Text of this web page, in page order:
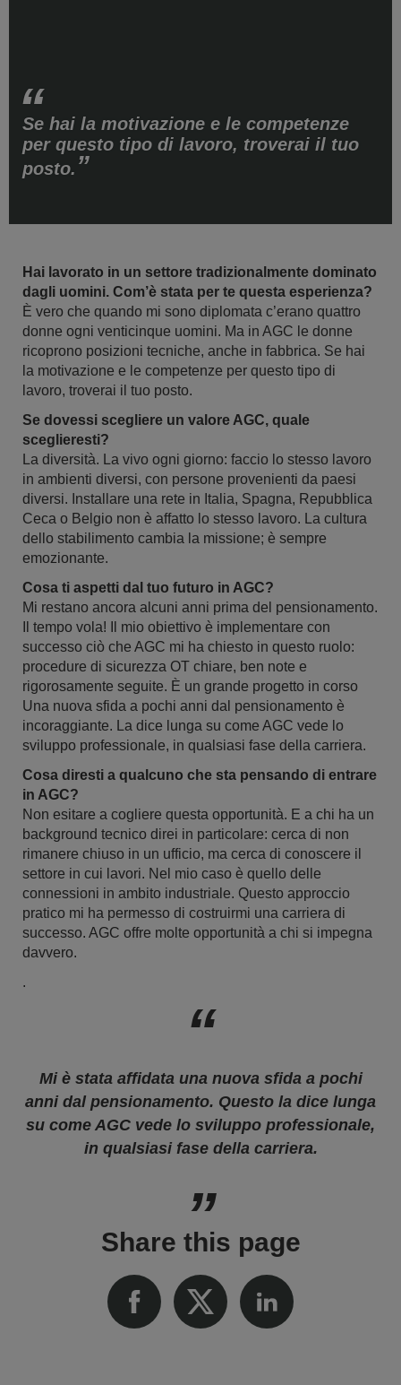
Se hai la motivazione e le competenze
per questo tipo di lavoro, troverai il tuo
posto.
Hai lavorato in un settore tradizionalmente dominato
dagli uomini. Com’è stata per te questa esperienza?
È vero che quando mi sono diplomata c’erano quattro
donne ogni venticinque uomini. Ma in AGC le donne
ricoprono posizioni tecniche, anche in fabbrica. Se hai
la motivazione e le competenze per questo tipo di
lavoro, troverai il tuo posto.
Se dovessi scegliere un valore AGC, quale
sceglieresti?
La diversità. La vivo ogni giorno: faccio lo stesso lavoro
in ambienti diversi, con persone provenienti da paesi
diversi. Installare una rete in Italia, Spagna, Repubblica
Ceca o Belgio non è affatto lo stesso lavoro. La cultura
dello stabilimento cambia la missione; è sempre
emozionante.
Cosa ti aspetti dal tuo futuro in AGC?
Mi restano ancora alcuni anni prima del pensionamento.
Il tempo vola! Il mio obiettivo è implementare con
successo ciò che AGC mi ha chiesto in questo ruolo:
procedure di sicurezza OT chiare, ben note e
rigorosamente seguite. È un grande progetto in corso
Una nuova sfida a pochi anni dal pensionamento è
incoraggiante. La dice lunga su come AGC vede lo
sviluppo professionale, in qualsiasi fase della carriera.
Cosa diresti a qualcuno che sta pensando di entrare
in AGC?
Non esitare a cogliere questa opportunità. E a chi ha un
background tecnico direi in particolare: cerca di non
rimanere chiuso in un ufficio, ma cerca di conoscere il
settore in cui lavori. Nel mio caso è quello delle
connessioni in ambito industriale. Questo approccio
pratico mi ha permesso di costruirmi una carriera di
successo. AGC offre molte opportunità a chi si impegna
davvero.
.
Mi è stata affidata una nuova sfida a pochi
anni dal pensionamento. Questo la dice lunga
su come AGC vede lo sviluppo professionale,
in qualsiasi fase della carriera.
Share this page